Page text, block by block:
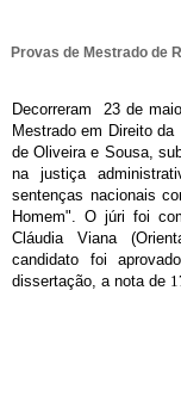
Provas de Mestrado de
Decorreram 23 de
Mestrado em Direito
de Oliveira e Sousa,
na justiça
sentenças nacionais
Homem". O júri foi
Cláudia Viana
candidato foi
dissertação, a nota de